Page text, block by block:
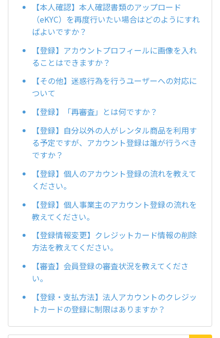
【本人確認】本人確認書類のアップロード
（eKYC）を再度行いたい場合はどのようにすれ
ばよいですか？
【登録】アカウントプロフィールに画像を入れ
ることはできますか？
【その他】迷惑行為を行うユーザーへの対応に
ついて
【登録】「再審査」とは何ですか？
【登録】自分以外の人がレンタル商品を利用す
る予定ですが、アカウント登録は誰が行うべき
ですか？
【登録】個人のアカウント登録の流れを教えて
ください。
【登録】個人事業主のアカウント登録の流れを
教えてください。
【登録情報変更】クレジットカード情報の削除
方法を教えてください。
【審査】会員登録の審査状況を教えてくださ
い。
【登録・支払方法】法人アカウントのクレジッ
トカードの登録に制限はありますか？